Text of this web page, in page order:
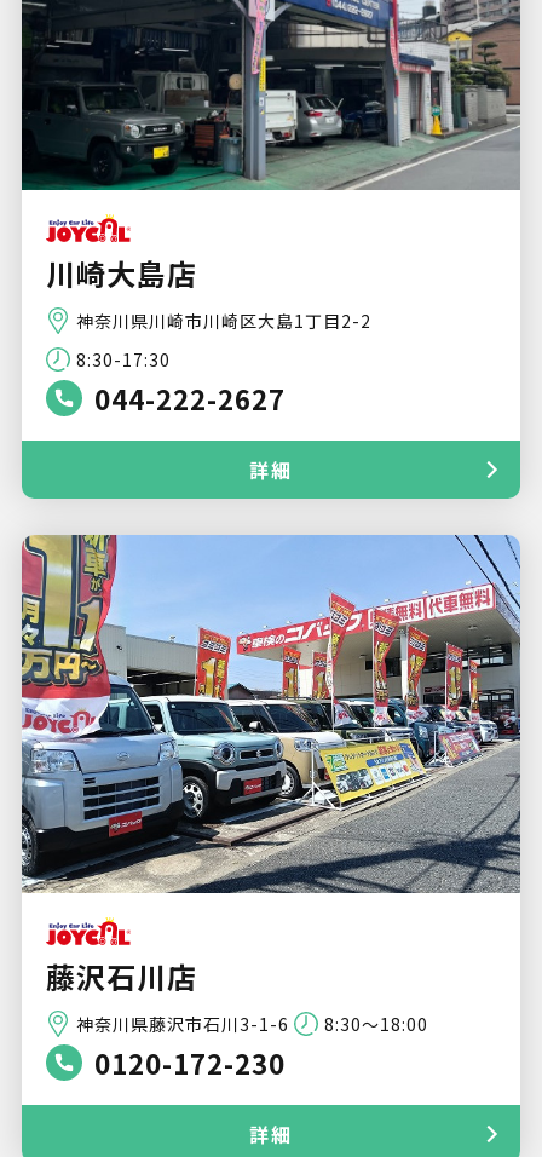
川崎大島店
神奈川県川崎市川崎区大島1丁目2-2
8:30-17:30
044-222-2627
詳細
藤沢石川店
神奈川県藤沢市石川3-1-6 8:30～18:00
0120-172-230
詳細